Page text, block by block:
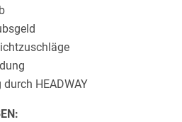
HEADWAY